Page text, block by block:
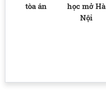
tòa án
học mở Hà
Nội